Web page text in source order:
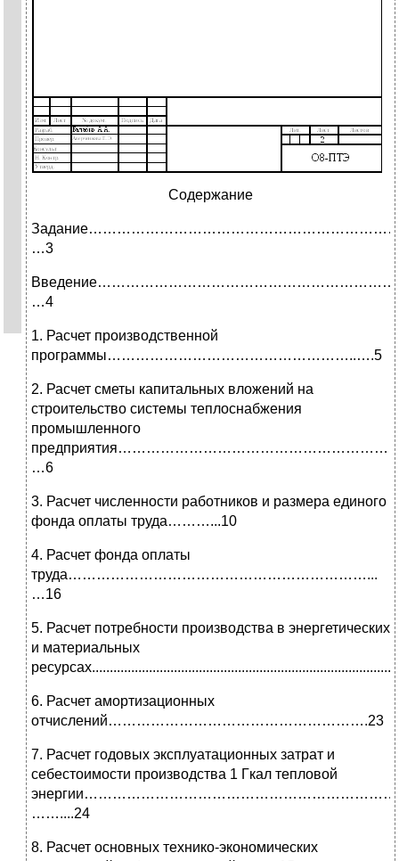
Содержание
…3
…4
1. Расчет производственной
программы……………………………………………..….5
2. Расчет сметы капитальных вложений на
строительство системы теплоснабжения
промышленного
…6
3. Расчет численности работников и размера единого
фонда оплаты труда………...10
4. Расчет фонда оплаты
труда………………………………………………………...
…16
5. Расчет потребности производства в энергетических
и материальных
6. Расчет амортизационных
отчислений……………………………………………….23
7. Расчет годовых эксплуатационных затрат и
себестоимости производства 1 Гкал тепловой
……....24
8. Расчет основных технико-экономических